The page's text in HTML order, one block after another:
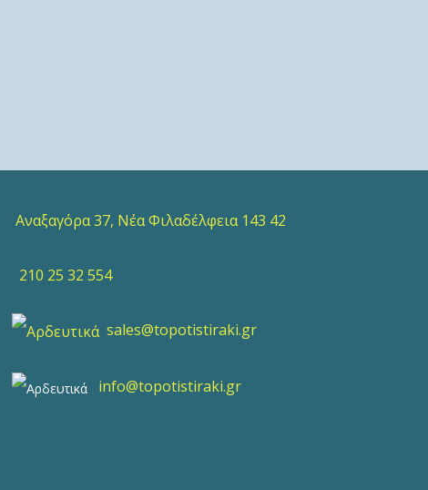
Αναξαγόρα 37, Νέα Φιλαδέλφεια 143 42
210 25 32 554
sales@topotistiraki.gr
info@topotistiraki.gr